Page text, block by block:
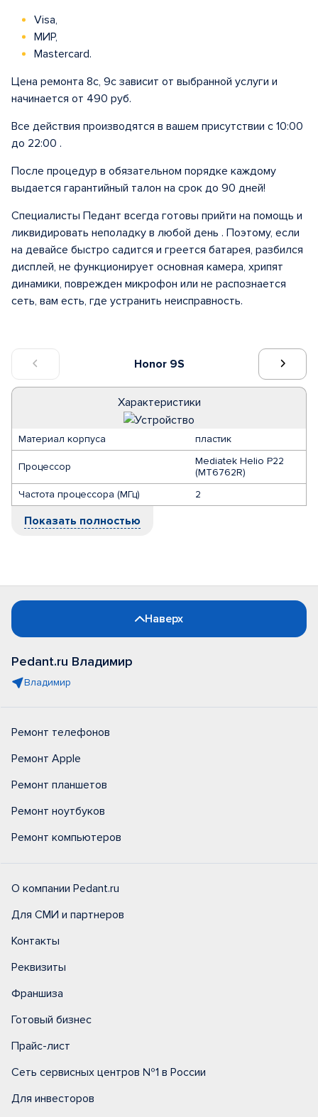
Honor 9S
Характеристики
Материал корпуса пластик
Процессор
Mediatek Helio P22
(MT6762R)
Частота процессора (МГц)
2
Показать полностью
Visa,
МИР,
Mastercard.
Цена ремонта 8с, 9с зависит от выбранной услуги и
начинается от 490 руб.
Все действия производятся в вашем присутствии с 10:00
до 22:00 .
После процедур в обязательном порядке каждому
выдается гарантийный талон на срок до 90 дней!
Специалисты Педант всегда готовы прийти на помощь и
ликвидировать неполадку в любой день . Поэтому, если
на девайсе быстро садится и греется батарея, разбился
дисплей, не функционирует основная камера, хрипят
динамики, поврежден микрофон или не распознается
сеть, вам есть, где устранить неисправность.
Наверх
Pedant.ru Владимир
Владимир
Ремонт телефонов
Ремонт Apple
Ремонт планшетов
Ремонт ноутбуков
Ремонт компьютеров
О компании Pedant.ru
Для СМИ и партнеров
Контакты
Реквизиты
Франшиза
Готовый бизнес
Прайс-лист
Сеть сервисных центров №1 в России
Для инвесторов